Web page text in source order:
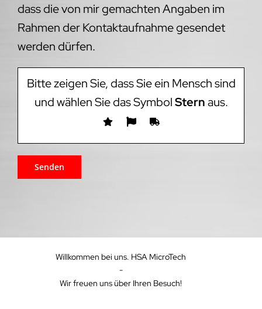
dass die von mir gemachten Angaben im
Rahmen der Kontaktaufnahme gesendet
werden dürfen.
Bitte zeigen Sie, dass Sie ein Mensch sind
und wählen Sie das SymbolSternaus.
Willkommen bei uns. HSA MicroTech
-
Wir freuen uns über Ihren Besuch!